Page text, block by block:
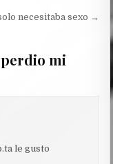
necesitaba sexo →
mi
le gusto